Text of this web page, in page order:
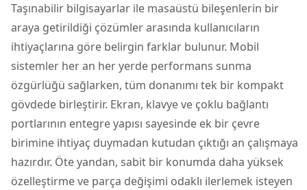
Taşınabilir bilgisayarlar ile masaüstü bileşenlerin bir
araya getirildiği çözümler arasında kullanıcıların
ihtiyaçlarına göre belirgin farklar bulunur. Mobil
sistemler her an her yerde performans sunma
özgürlüğü sağlarken, tüm donanımı tek bir kompakt
gövdede birleştirir. Ekran, klavye ve çoklu bağlantı
portlarının entegre yapısı sayesinde ek bir çevre
birimine ihtiyaç duymadan kutudan çıktığı an çalışmaya
hazırdır. Öte yandan, sabit bir konumda daha yüksek
özelleştirme ve parça değişimi odaklı ilerlemek isteyen